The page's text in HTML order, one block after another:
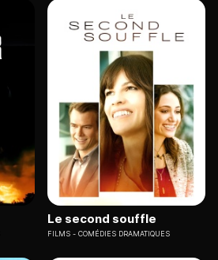
Le second souffle
FILMS COMÉDIES DRAMATIQUES